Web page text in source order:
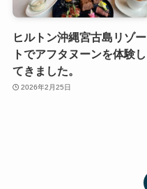
ヒルトン沖縄宮古島リゾー
トでアフタヌーンを体験し
てきました。
2026年2月25日